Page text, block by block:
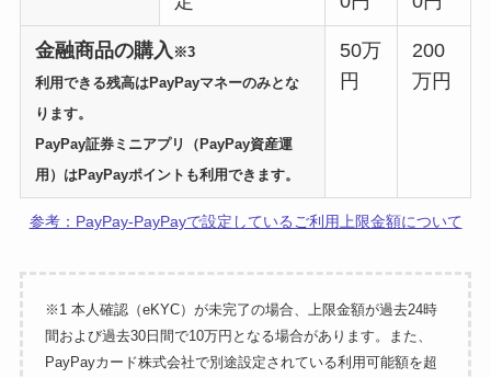
金融商品の購入 ※3
利用できる残高はPayPayマネーのみとな
ります。
PayPay証券ミニアプリ（PayPay資産運
用）はPayPayポイントも利用できます。
50万
円
200
万円
参考：PayPay-PayPayで設定しているご利用上限金額について
※1 本人確認（eKYC）が未完了の場合、上限金額が過去24時
間および過去30日間で10万円となる場合があります。また、
PayPayカード株式会社で別途設定されている利用可能額を超